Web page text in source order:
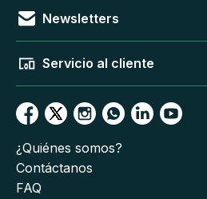
Newsletters
Servicio al cliente
¿Quiénes somos?
Contáctanos
FAQ